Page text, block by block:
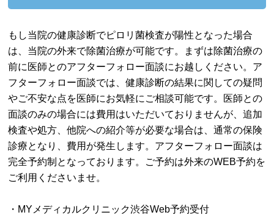
もし当院の健康診断でピロリ菌検査が陽性となった場合
は、当院の外来で除菌治療が可能です。まずは除菌治療の
前に医師とのアフターフォロー面談にお越しください。ア
フターフォロー面談では、健康診断の結果に関しての疑問
やご不安な点を医師にお気軽にご相談可能です。医師との
面談のみの場合には費用はいただいておりませんが、追加
検査や処方、他院への紹介等が必要な場合は、通常の保険
診療となり、費用が発生します。アフターフォロー面談は
完全予約制となっております。ご予約は外来のWEB予約を
ご利用くださいませ。
・MYメディカルクリニック渋谷Web予約受付